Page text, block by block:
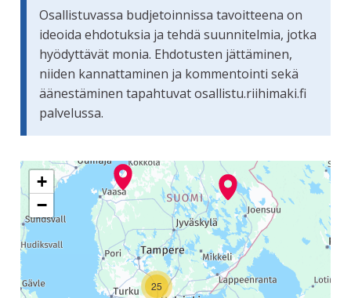
Osallistuvassa budjetoinnissa tavoitteena on
ideoida ehdotuksia ja tehdä suunnitelmia, jotka
hyödyttävät monia. Ehdotusten jättäminen,
niiden kannattaminen ja kommentointi sekä
äänestäminen tapahtuvat osallistu.riihimaki.fi
palvelussa.
Seuraavassa elementissä on kartta, joka esittää
25
+
−